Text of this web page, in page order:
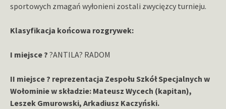
sportowych zmagań wyłonieni zostali zwycięzcy turnieju.
Klasyfikacja końcowa rozgrywek:
I miejsce ? ?ANTILA? RADOM
II miejsce ? reprezentacja Zespołu Szkół Specjalnych w
Wołominie w składzie: Mateusz Wycech (kapitan),
Leszek Gmurowski, Arkadiusz Kaczyński.